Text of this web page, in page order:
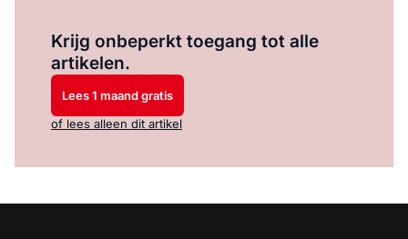
Krijg onbeperkt toegang tot alle
artikelen.
Lees 1 maand gratis
of lees alleen dit artikel